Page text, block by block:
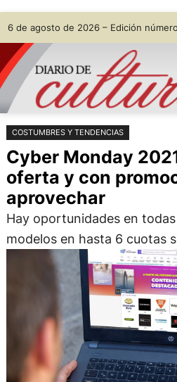
Saltar
al
contenido
Skip
to
content
6 de agosto de 2026 – Edición
COSTUMBRES Y TENDENCIAS
Cyber Monday
oferta y con
aprovechar
Hay oportunidades en
modelos en hasta 6 cuotas